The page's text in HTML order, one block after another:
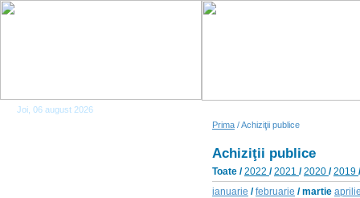
Joi, 06 august 2026
Prima / Achiziţii publice
Achiziţii publice
Toate /2022 /2021 /2020 /2019
ianuarie /februarie / martie